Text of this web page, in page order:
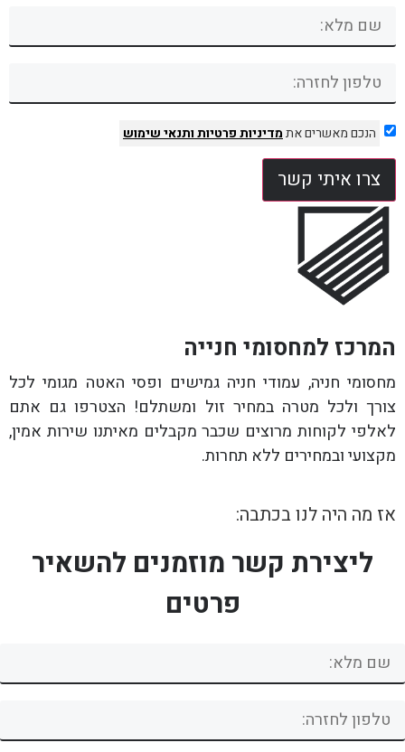
הנכם מאשרים אתמדיניות פרטיותותנאי שימוש
צרו איתי קשר
המרכז למחסומי חנייה
מחסומי חניה, עמודי חניה גמישים ופסי האטה מגומי לכל
צורך ולכל מטרה במחיר זול ומשתלם! הצטרפו גם אתם
לאלפי לקוחות מרוצים שכבר מקבלים מאיתנו שירות אמין,
מקצועי ובמחירים ללא תחרות.
אז מה היה לנו בכתבה:
ליצירת קשר מוזמנים להשאיר
פרטים